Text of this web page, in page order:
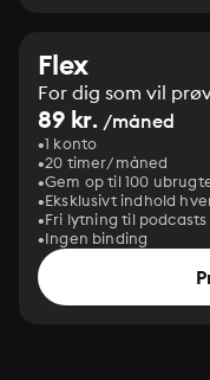
Flex
For dig som vil
89 kr. /måned
1 konto
20 timer/måned
Gem op til 100
Eksklusivt indhold
Fri lytning til podcasts
Ingen binding